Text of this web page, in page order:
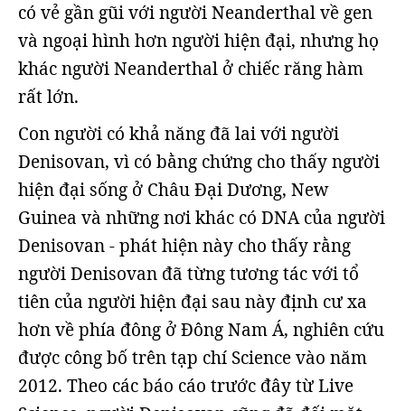
có vẻ gần gũi với người Neanderthal về gen
và ngoại hình hơn người hiện đại, nhưng họ
khác người Neanderthal ở chiếc răng hàm
rất lớn.
Con người có khả năng đã lai với người
Denisovan, vì có bằng chứng cho thấy người
hiện đại sống ở Châu Đại Dương, New
Guinea và những nơi khác có DNA của người
Denisovan - phát hiện này cho thấy rằng
người Denisovan đã từng tương tác với tổ
tiên của người hiện đại sau này định cư xa
hơn về phía đông ở Đông Nam Á, nghiên cứu
được công bố trên tạp chí Science vào năm
2012. Theo các báo cáo trước đây từ Live